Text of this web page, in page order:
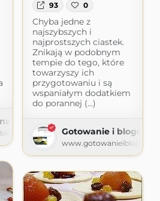
93 0
Chyba jedne z
najszybszych i
najprostszych ciastek.
Znikają w podobnym
tempie do tego, które
towarzyszy ich
przygotowaniu i są
wspaniałym dodatkiem
do porannej (...)
Gotowanie i